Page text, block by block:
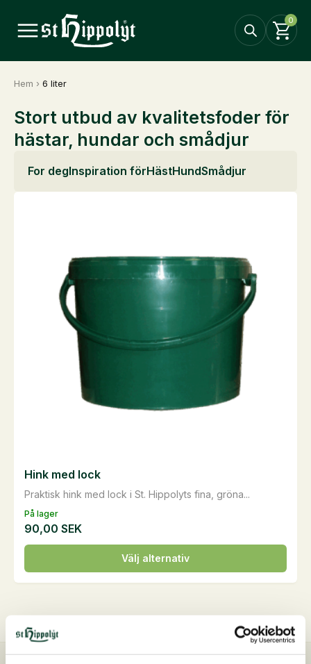
0
Hem › 6 liter
Stort utbud av kvalitetsfoder för
hästar, hundar och smådjur
For degInspiration förHästHundSmådjur
På lager
Praktisk hink med lock i St. Hippolyts fina, gröna...
Hink med lock
90,00 SEK
Välj alternativ
Den
här
produkten
varianter.
De